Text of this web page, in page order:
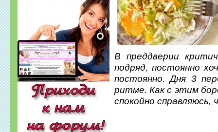
В преддверии
подряд, постоянно
постоянно. Дня 3
ритме. Как с этим
спокойно